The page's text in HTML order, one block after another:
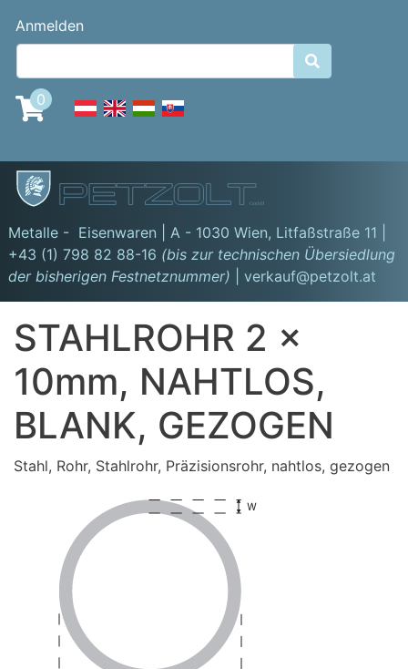
Benutzermenü
Anmelden

0
GmbH
Metalle - Eisenwaren | A - 1030 Wien, Litfaßstraße 11
+43 (1) 798 82 88-16 (bis zur technischen Übersiedlung
der bisherigen Festnetznummer)
| verkauf@petzolt.at
STAHLROHR 2 x
10mm, NAHTLOS,
BLANK, GEZOGEN
Stahl, Rohr, Stahlrohr, Präzisionsrohr, nahtlos, gezogen